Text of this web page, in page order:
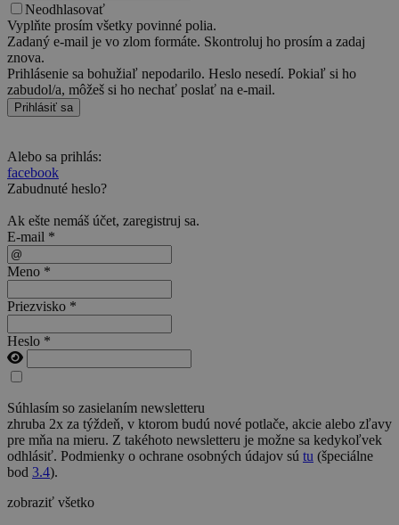
Neodhlasovať
Vyplňte prosím všetky povinné polia.
Zadaný e-mail je vo zlom formáte. Skontroluj ho prosím a zadaj
znova.
Prihlásenie sa bohužiaľ nepodarilo. Heslo nesedí. Pokiaľ si ho
zabudol/a, môžeš si ho nechať poslať na e-mail.
Prihlásiť sa
Alebo sa prihlás:
facebook
Zabudnuté heslo?
Ak ešte nemáš účet, zaregistruj sa.
E-mail *
Meno *
Priezvisko *
Heslo *
Súhlasím so zasielaním newsletteru
zhruba 2x za týždeň, v ktorom budú nové potlače, akcie alebo zľavy
pre mňa na mieru. Z takéhoto newsletteru je možne sa kedykoľvek
odhlásiť. Podmienky o ochrane osobných údajov sú tu (špeciálne
bod 3.4).
zobraziť všetko